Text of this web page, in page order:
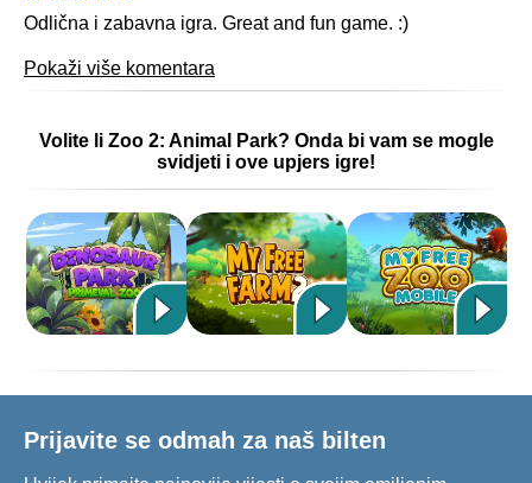
Odlična i zabavna igra. Great and fun game. :)
Pokaži više komentara
Volite li Zoo 2: Animal Park? Onda bi vam se mogle
svidjeti i ove upjers igre!
Prijavite se odmah za naš bilten